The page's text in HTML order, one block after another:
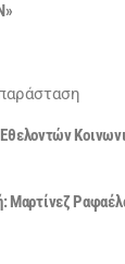
»
Μαρτίνεζ